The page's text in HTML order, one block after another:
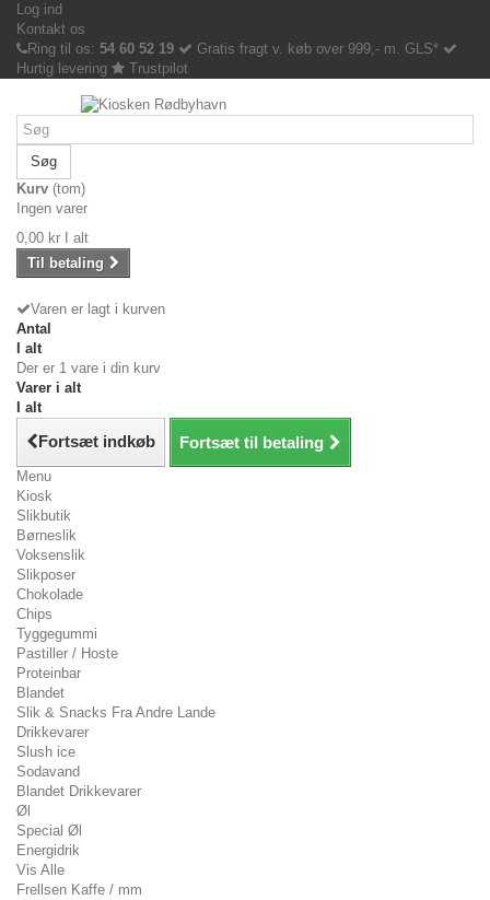
Log ind
Kontakt os
Ring til os: 54 60 52 19
Gratis fragt v. køb over 999,- m. GLS*
Hurtig levering
Trustpilot
Søg
Kurv (tom)
Ingen varer
0,00 kr
I alt
Til betaling
Varen er lagt i kurven
Antal
I alt
Der er 1 vare i din kurv
Varer i alt
I alt
Fortsæt indkøb Fortsæt til betaling
Menu
Kiosk
Slikbutik
Børneslik
Voksenslik
Slikposer
Chokolade
Chips
Tyggegummi
Pastiller / Hoste
Proteinbar
Blandet
Slik & Snacks Fra Andre Lande
Drikkevarer
Slush ice
Sodavand
Blandet Drikkevarer
Øl
Special Øl
Energidrik
Vis Alle
Frellsen Kaffe / mm